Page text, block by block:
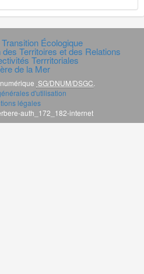
Écologique
Territoires et des Relations
Terrritoriales
de la Mer
SG/DNUM/DSGC
d'utilisation
légales
auth_172_182-internet